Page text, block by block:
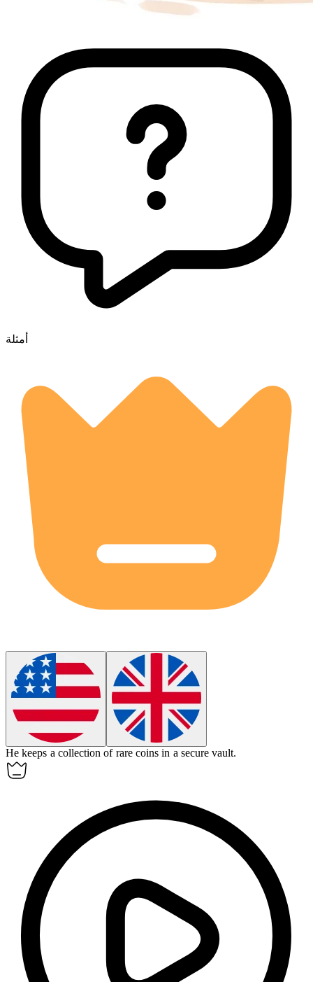
أمثلة
Hekeeps a collection of rare coins in a secure vault.